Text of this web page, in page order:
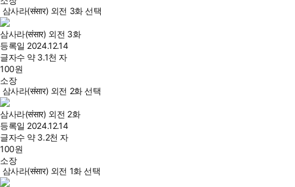
삼사라(संसार) 외전 3화 선택
삼사라(संसार) 외전 3화
등록일 2024.12.14
글자수 약 3.1천 자
100원
소장
삼사라(संसार) 외전 2화 선택
삼사라(संसार) 외전 2화
등록일 2024.12.14
글자수 약 3.2천 자
100원
소장
삼사라(संसार) 외전 1화 선택